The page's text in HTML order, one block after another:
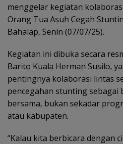
menggelar kegiatan
Orang Tua Asuh Cegah
Bahalap, Senin (07/07/25).
Kegiatan ini dibuka secara
Barito Kuala Herman Susilo,
pentingnya kolaborasi lintas
pencegahan stunting
bersama, bukan sekadar
atau kabupaten.
“Kalau kita berbicara dengan